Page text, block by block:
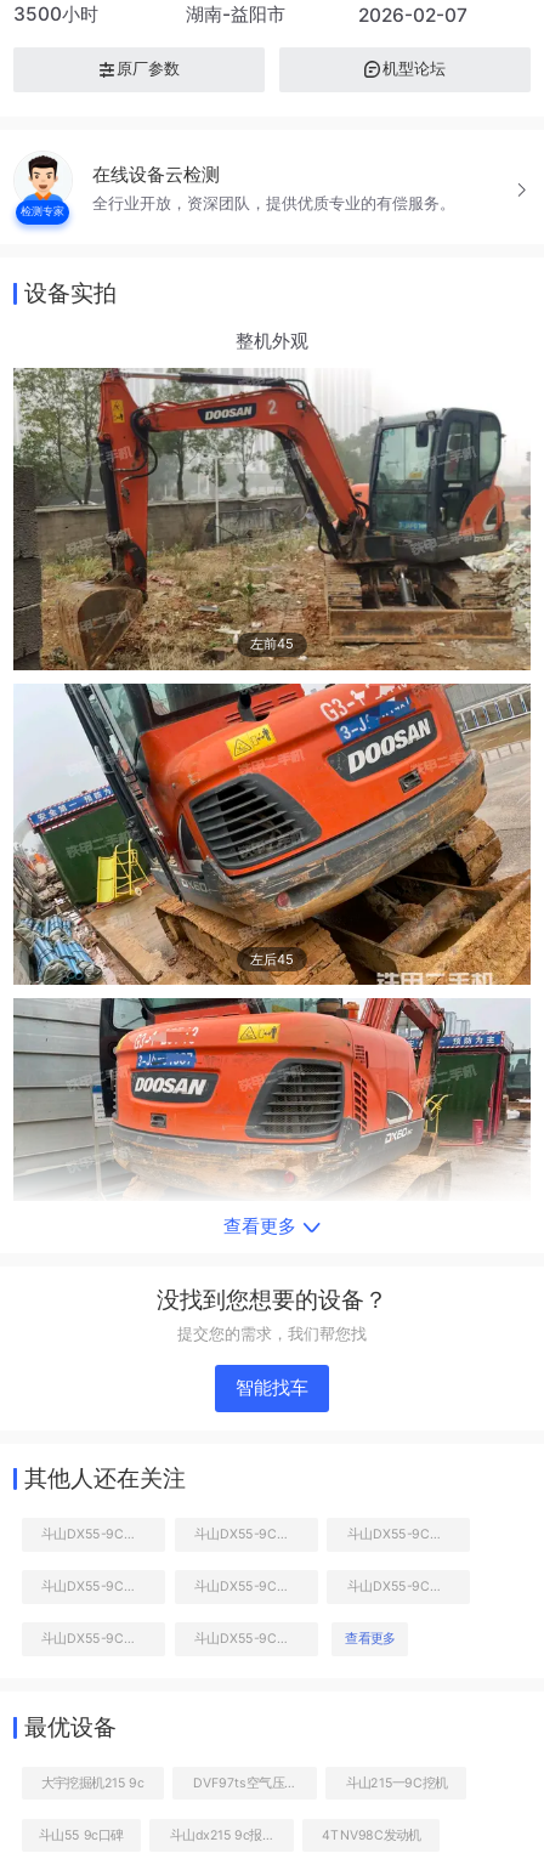
3500小时 湖南-益阳市 2026-02-07
原厂参数 机型论坛
检测专家
在线设备云检测
全行业开放，资深团队，提供优质专业的有偿服务。
设备实拍
整机外观
左前45
左后45
右前45
查看更多
没找到您想要的设备？
提交您的需求，我们帮您找
智能找车
其他人还在关注
斗山DX55-9C挖掘机 斗山DX55-9C挖掘机 斗山DX55-9C挖掘机
斗山DX55-9C挖掘机 斗山DX55-9C挖掘机 斗山DX55-9C挖掘机
斗山DX55-9C挖掘机 斗山DX55-9C挖掘机 查看更多
最优设备
大宇挖掘机215 9c DVF97ts空气压缩机 斗山215一9C挖机
斗山55 9c口碑 4TNV98C发动机